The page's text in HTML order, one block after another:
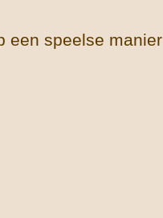
een speelse manier